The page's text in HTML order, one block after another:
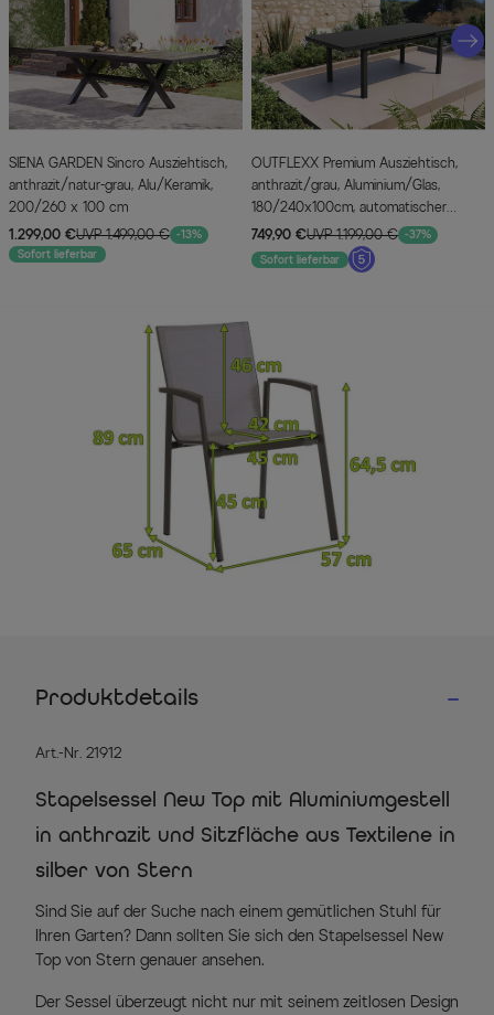
SIENA GARDEN Sincro Ausziehtisch,
anthrazit/natur-grau, Alu/Keramik,
200/260 x 100 cm
1.299,00 €UVP 1.499,00 € -13%
Sofort lieferbar
OUTFLEXX Premium Ausziehtisch,
anthrazit/grau, Aluminium/Glas,
180/240x100cm, automatischer
Ausziehmechanismus
749,90 €UVP 1.199,00 € -37%
Sofort lieferbar
Produktdetails
Art.-Nr. 21912
Stapelsessel New Top mit Aluminiumgestell
in anthrazit und Sitzfläche aus Textilene in
silber von Stern
Sind Sie auf der Suche nach einem gemütlichen Stuhl für
Ihren Garten? Dann sollten Sie sich den Stapelsessel New
Top von Stern genauer ansehen.
Der Sessel überzeugt nicht nur mit seinem zeitlosen Design